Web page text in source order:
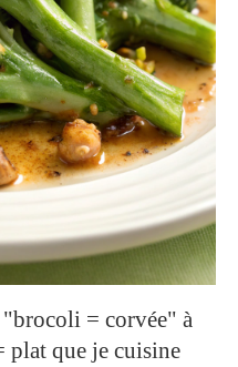
"brocoli = corvée" à
plat que je cuisine